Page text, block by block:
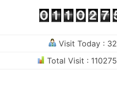
Visit Today : 32
Total Visit : 110275